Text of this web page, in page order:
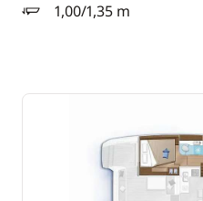
1,00/1,35 m
tirant d'eau